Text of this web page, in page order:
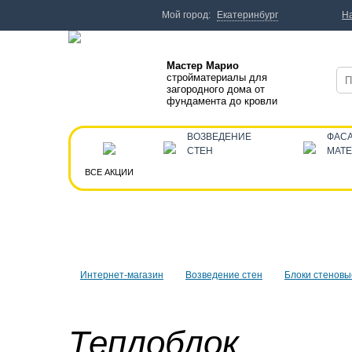
Интернет-магазин Возведение стен Блоки
Теплоблок
Мастер Марио
стройматериалы для
загородного дома от
фундамента до кровли
ВСЕ АКЦИИ
ВОЗВЕДЕНИЕ
СТЕН
Мой город: Екатеринбург